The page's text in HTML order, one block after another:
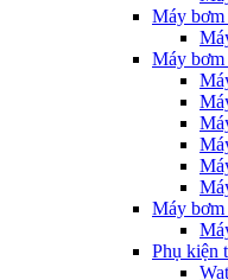
Máy bơm
Máy
Máy bơm
Phụ kiện